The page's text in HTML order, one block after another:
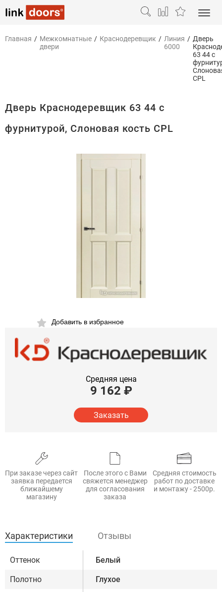
Главная / Межкомнатные
двери
/ Краснодеревщик / Линия
6000
/ Дверь
63 44 с
CPL
Дверь Краснодеревщик 63 44 с
фурнитурой, Слоновая кость CPL
Добавить в избранное
Средняя цена
9 162 ₽
Заказать
При заказе через сайт
заявка передается
ближайшему
магазину
После этого с Вами
свяжется менеджер
для согласования
заказа
Средняя стоимость
работ по доставке
и монтажу - 2500р.
Характеристики Отзывы
Оттенок Белый
Полотно Глухое